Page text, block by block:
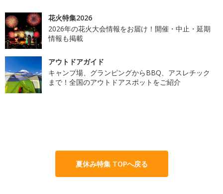
花火特集2026
2026年の花火大会情報をお届け！開催・中止・延期
情報も掲載
アウトドアガイド
キャンプ場、グランピングからBBQ、アスレチック
まで！全国のアウトドアスポットをご紹介
夏休み特集 TOPへ戻る